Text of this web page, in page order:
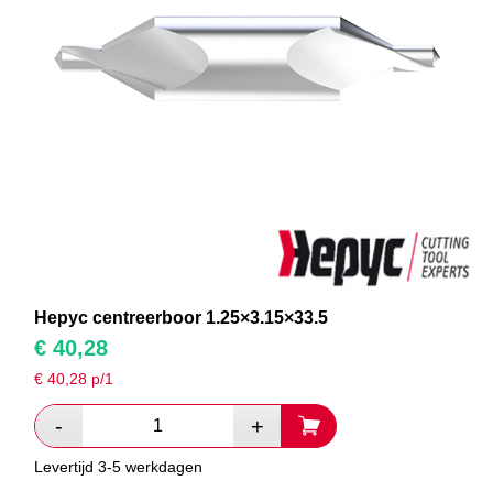
Hepyc centreerboor 1.25×3.15×33.5
€ 40,28
€40,28 p/1
Levertijd 3-5 werkdagen